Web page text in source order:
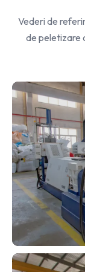
Vederi de
de peletizare